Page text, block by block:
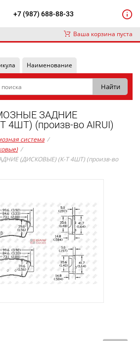
+7 (987) 688-88-33
Ваша корзина пуста
Наименование
ЗАДНИЕ
(произв-во AIRUI)
система /
/
(ДИСКОВЫЕ) (К-Т 4ШТ) (произв-во